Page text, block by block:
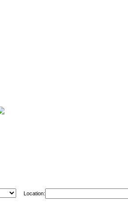
Location: